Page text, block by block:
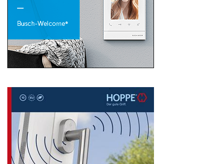
Search
for: